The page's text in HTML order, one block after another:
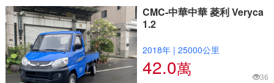
CMC-中華中華 菱利 Veryca
1.2
2018年| 25000公里
42.0萬 36